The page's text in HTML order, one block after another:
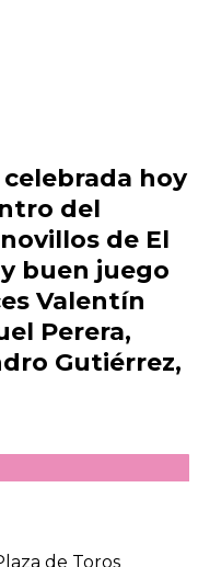
hoy
del
de El
buen juego
Valentín
Perera,
Gutiérrez,
de Toros